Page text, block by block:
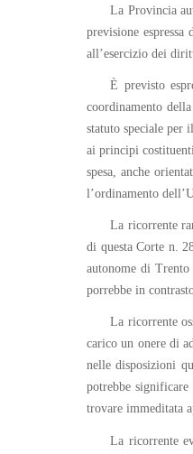
La Provincia
previsione
all’esercizio dei
È previsto
coordinamento
statuto speciale
ai principi
spesa, anche
l’ordinamento
La ricorrente
di questa Corte n.
autonome di
porrebbe in
La ricorrente
carico un onere di
nelle disposizioni
potrebbe
trovare immeditata
La ricorrente